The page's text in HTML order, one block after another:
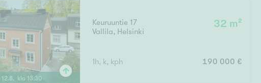
12.8. klo 13:30
Keuruuntie 17
Vallila, Helsinki
32 m²
1h, k, kph 190 000 €